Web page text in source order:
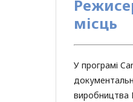
місць
У програмі
виробництва